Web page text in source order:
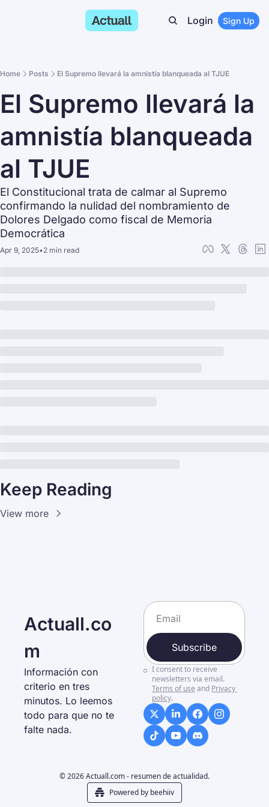
Login Sign Up
Home Posts El Supremo llevará la amnistía blanqueada al TJUE
El Supremo llevará la
amnistía blanqueada
al TJUE
El Constitucional trata de calmar al Supremo
confirmando la nulidad del nombramiento de
Dolores Delgado como fiscal de Memoria
Democrática
Apr 9, 2025•2 min read
Keep Reading
View more
Actuall.co
m
Información con
criterio en tres
minutos. Lo leemos
todo para que no te
falte nada.
Subscribe
I consent to receive
newsletters via email.
Terms of use and Privacy
policy.
© 2026 Actuall.com - resumen de actualidad.
Powered by beehiiv